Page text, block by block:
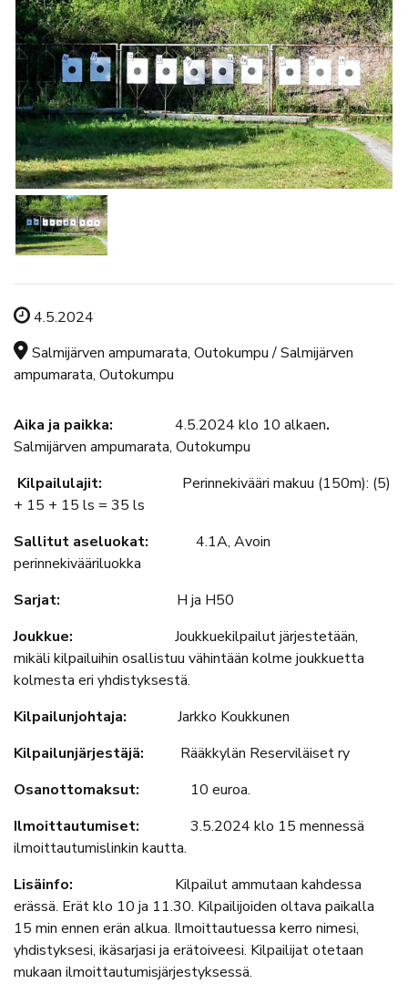
Tapahtuman ajankohta
4.5.2024
Tapahtuman sijainti
Salmijärven ampumarata, Outokumpu / Salmijärven
ampumarata, Outokumpu
Aika ja paikka: 4.5.2024 klo 10 alkaen.
Salmijärven ampumarata, Outokumpu
Kilpailulajit: Perinnekivääri makuu (150m): (5)
+ 15 + 15 ls = 35 ls
Sallitut aseluokat: 4.1A, Avoin
perinnekivääriluokka
Sarjat: H ja H50
Joukkue: Joukkuekilpailut järjestetään,
mikäli kilpailuihin osallistuu vähintään kolme joukkuetta
kolmesta eri yhdistyksestä.
Kilpailunjohtaja: Jarkko Koukkunen
Kilpailunjärjestäjä: Rääkkylän Reserviläiset ry
Osanottomaksut: 10 euroa.
Ilmoittautumiset: 3.5.2024 klo 15 mennessä
ilmoittautumislinkin kautta.
Lisäinfo: Kilpailut ammutaan kahdessa
erässä. Erät klo 10 ja 11.30. Kilpailijoiden oltava paikalla
15 min ennen erän alkua. Ilmoittautuessa kerro nimesi,
yhdistyksesi, ikäsarjasi ja erätoiveesi. Kilpailijat otetaan
mukaan ilmoittautumisjärjestyksessä.